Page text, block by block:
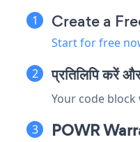
Create a
Start for free
प्रतिलिपि करें
Your code
POWR